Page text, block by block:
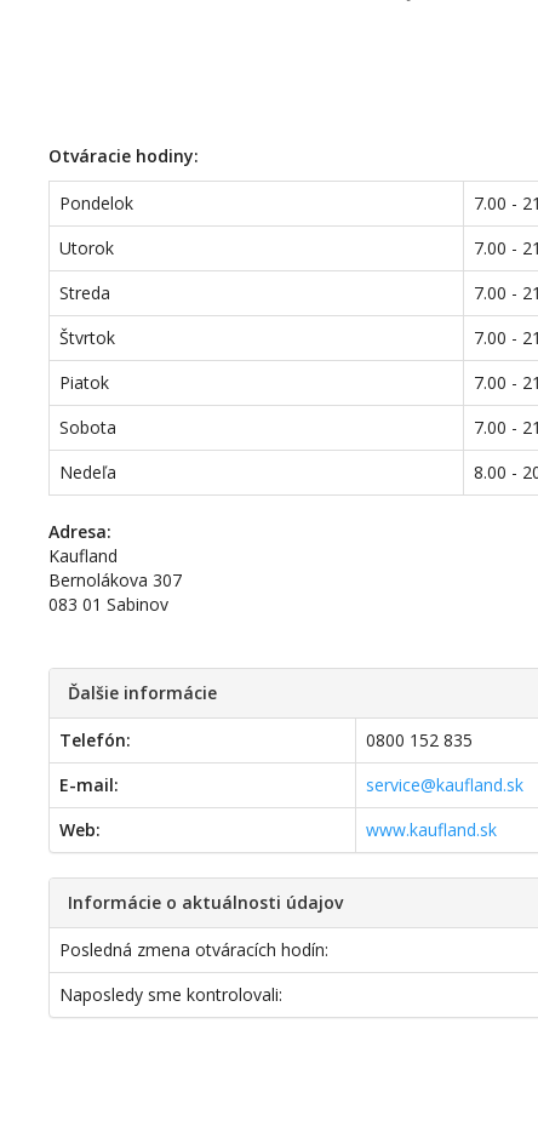
Otváracie hodiny:
Pondelok
7.00 -
Utorok
7.00 -
Streda
7.00 -
Štvrtok
7.00 -
Piatok
7.00 -
Sobota
7.00 -
Nedeľa
8.00 -
Adresa:
Kaufland
Bernolákova 307
083 01 Sabinov
Ďalšie informácie
Telefón:
0800 152 835
E-mail:
service@kaufland.sk
Web:
www.kaufland.sk
Informácie o aktuálnosti údajov
Posledná zmena otváracích hodín:
Naposledy sme kontrolovali: